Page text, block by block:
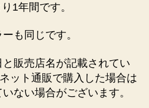
1年間です。
も同じです。
販売店名が記載されてい
ット通販で購入した場合は
ない場合がございます。